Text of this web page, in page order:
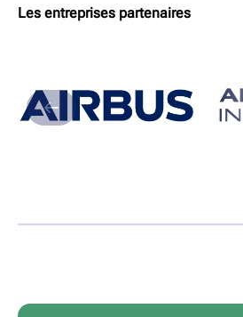
Les entreprises partenaires